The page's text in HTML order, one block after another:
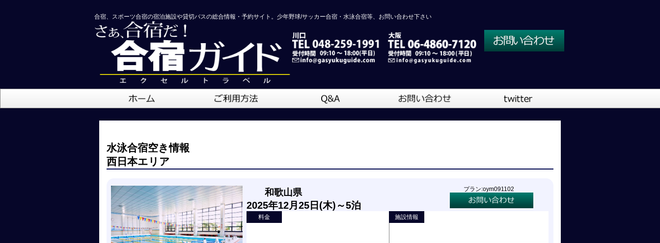
合宿、スポーツ合宿の宿泊施設や貸切バスの総合情報・予約サイト。少年野球/サッカー合宿・水泳合宿等、お問い合わせ下さい
水泳合宿空き情報
西日本エリア
和歌山県
2025年12月25日(木)～5泊
プラン:oym091102
料金 施設情報